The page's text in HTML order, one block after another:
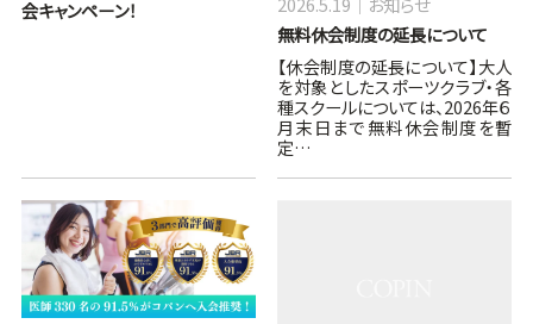
会キャンペーン！
無料休会制度の延長について
【休会制度の延長について】大人
を対象としたスポーツクラブ・各
種スクールについては、2026年６
月末日まで無料休会制度を暫
定…